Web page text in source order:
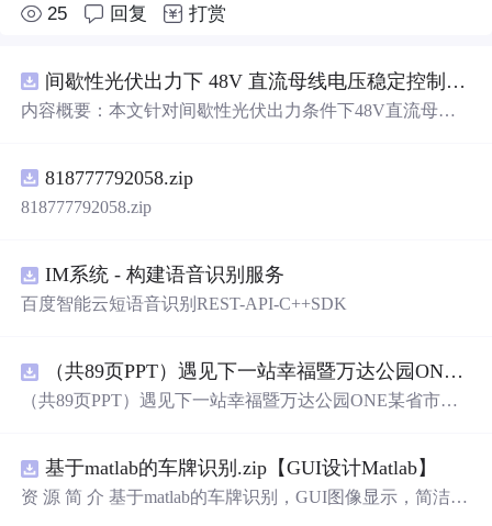
25 回复 打赏
间歇性光伏出力下 48V 直流母线电压稳定控制及储能双向充放电闭环调控体系研究（Simulink仿真实现）
内容概要：本文针对间歇性光伏出力条件下48V直流母线
含光伏阵列、Boost型DC-DC变换器、双向DC-DC变换器
与锂离子电池储能系统的完整拓扑结构，结合光伏最大功
架构，集成 电压外环与电流内环双闭环控制策略，确保在
光照强度波动、负载突变等动态工况下维持母线电压稳
定。在Simulink环境中搭建全系统仿真模型，验证了控制策
在无外部电网支撑下的自主运行能力和电能质量水平。; 适
合人群：具备电力电子、自动控制与新能源系统基础知识
的电气工程及相关专业研究生、科研人员，以及从事光伏
景及目标：①用于教学与科研中离网型光伏直流微网系统
的建模与仿真分析；②指导实际工程中48V直流微网的电
压稳定控制与储能协调管理方案设计；③为新能源微网中
818777792058.zip
818777792058.zip
IM系统 - 构建语音识别服务
百度智能云短语音识别REST-API-C++SDK
（共89页PPT）遇见下一站幸福暨万达公园ONE某省市热气球生活艺术节活动策划方案.pptx
（共89页PPT）遇见下一站幸福暨万达公园ONE某省市热
基于matlab的车牌识别.zip【GUI设计Matlab】
资 源 简 介 基于matlab的车牌识别，GUI图像显示，简洁明